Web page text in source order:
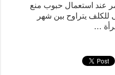
عند استعمال حبوب منع
للكلف يتراوح بين شهر
…